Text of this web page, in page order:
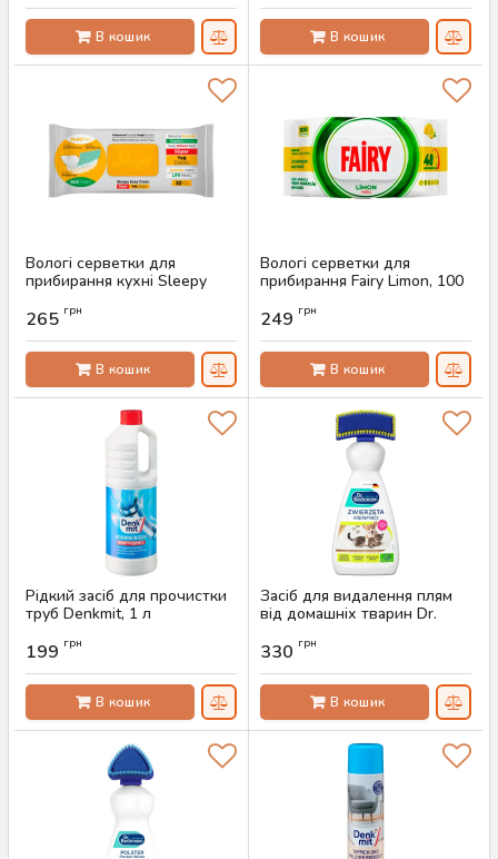
В кошик В кошик
Вологі серветки для
прибирання кухні Sleepy
Артикул:
265 грн
В кошик
Вологі серветки для
прибирання Fairy Limon, 100
Артикул:
249 грн
В кошик
Рідкий засіб для прочистки
труб Denkmit, 1 л
199 грн
В кошик
Засіб для видалення плям
від домашніх тварин Dr.
Артикул:
330 грн
В кошик